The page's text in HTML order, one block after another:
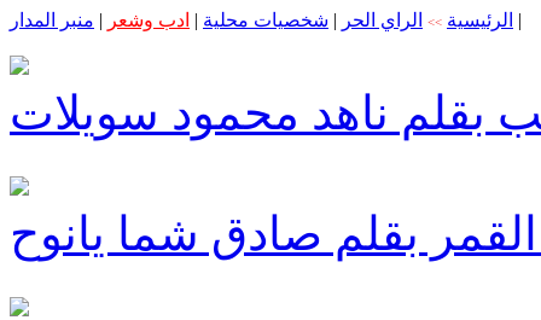
الرئيسية >> الراي الحر | شخصيات محلية | ادب وشعر | منبر المدار |
بقلم ناهد محمود سويلات
بقلم صادق شما يانوح